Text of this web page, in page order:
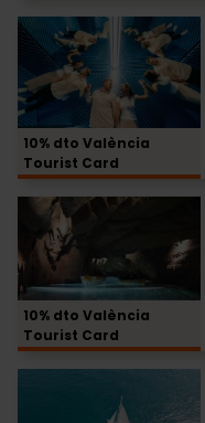
10% dto València
Tourist Card
Entradas
para
el
Museum
of
Illusions
Valencia
10% dto València
Tourist Card
Excursión
las
Cuevas
de
San
José